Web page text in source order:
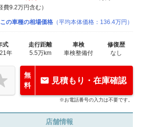
費9.2万円含む）
この車種の相場価格 （平均本体価格：136.4万円）
式
年
走行距離
5.5万km
車検
車検整備付
修復歴
なし
無
料
見積もり・在庫確認
※お電話番号の入力は不要です。
店舗情報